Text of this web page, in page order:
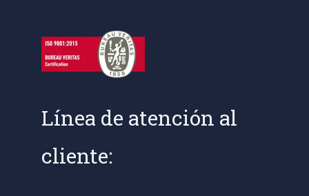
Línea de atención al
cliente: